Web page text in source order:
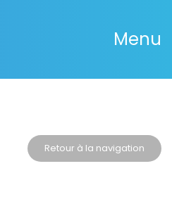
Menu
Retour à la navigation